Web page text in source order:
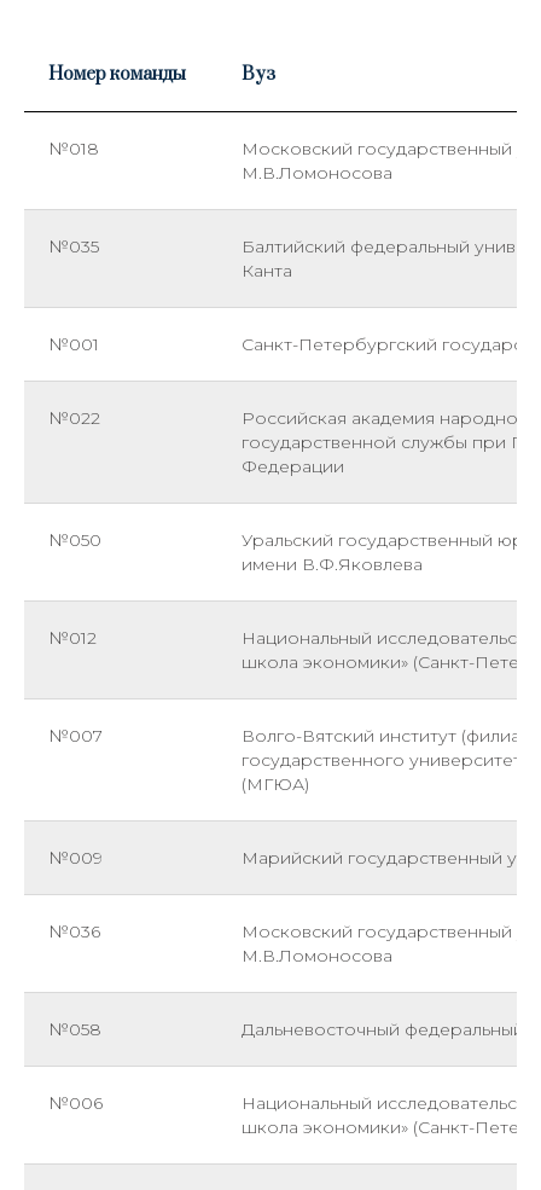
Номер команды Вуз
№018
Московский государственный
М.В.Ломоносова
№035
Балтийский федеральный
Канта
№001 Санкт-Петербургский
№022
Российская академия народного
государственной службы при
Федерации
№050
Уральский государственный
имени В.Ф.Яковлева
№012
Национальный
школа экономики» (Санкт-
№007
Волго-Вятский институт
государственного
(МГЮА)
№009 Марийский государственный
№036
Московский государственный
М.В.Ломоносова
№058 Дальневосточный федеральный
№006
Национальный
школа экономики» (Санкт-